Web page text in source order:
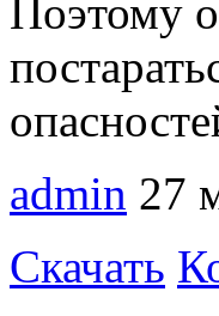
Поэтому
admin 27
Скачать